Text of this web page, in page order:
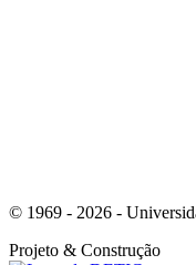
© 1969 - 2026 -
Projeto & Construção